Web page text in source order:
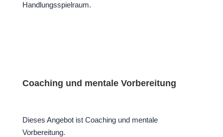
Handlungsspielraum.
Coaching und mentale Vorbereitung
Dieses Angebot ist Coaching und mentale
Vorbereitung.